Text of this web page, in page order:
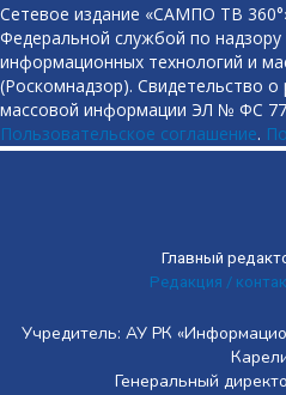
Сетевое издание «САМПО ТВ
Федеральной службой по надзору
информационных технологий и
(Роскомнадзор). Свидетельство о
массовой информации ЭЛ № ФС 77
Пользовательское соглашение.
Главный
Редакция /
Учредитель: АУ РК
Генеральный